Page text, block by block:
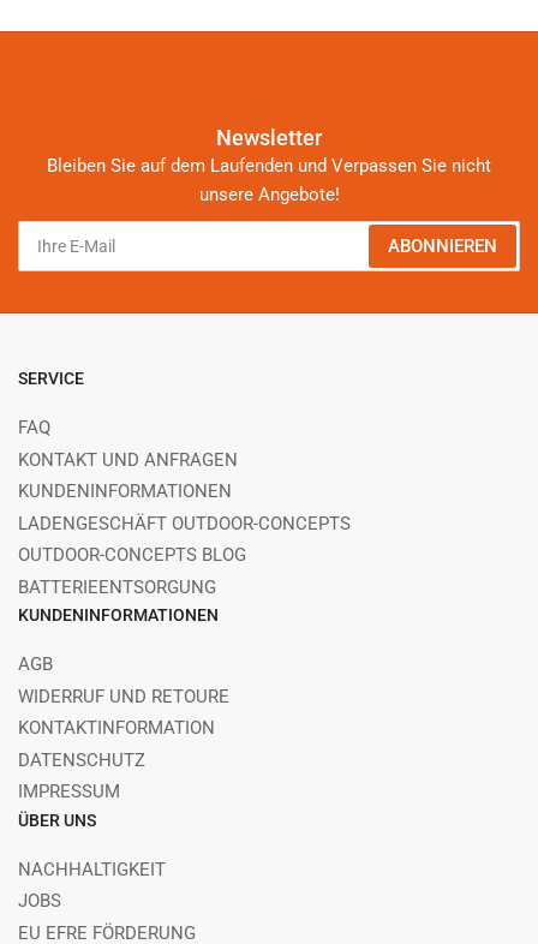
Newsletter
Bleiben Sie auf dem Laufenden und Verpassen Sie nicht
unsere Angebote!
Mail
ABONNIEREN
SERVICE
FAQ
KONTAKT UND ANFRAGEN
KUNDENINFORMATIONEN
LADENGESCHÄFT OUTDOOR-CONCEPTS
OUTDOOR-CONCEPTS BLOG
BATTERIEENTSORGUNG
KUNDENINFORMATIONEN
AGB
WIDERRUF UND RETOURE
KONTAKTINFORMATION
DATENSCHUTZ
IMPRESSUM
ÜBER UNS
NACHHALTIGKEIT
JOBS
EU EFRE FÖRDERUNG